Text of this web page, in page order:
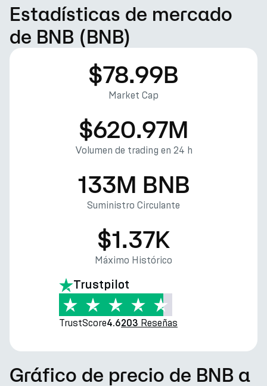
Estadísticas de mercado
de BNB (BNB)
$78.99B
Market Cap
$620.97M
Volumen de trading en 24 h
133M BNB
Suministro Circulante
$1.37K
Máximo Histórico
Trustpilot
TrustScore4.6203 Reseñas
Gráfico de precio de BNB a